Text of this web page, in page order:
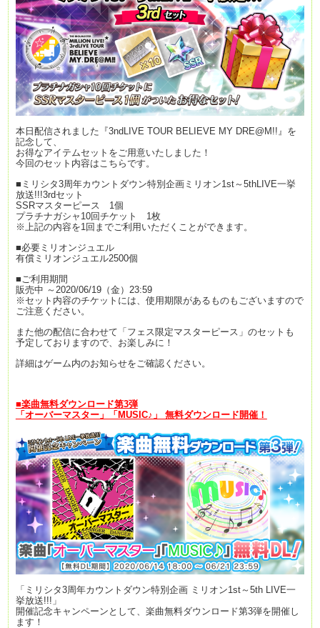
本日配信されました『3ndLIVE TOUR BELIEVE MY DRE@M!!』を
記念して、
お得なアイテムセットをご用意いたしました！
今回のセット内容はこちらです。
■ミリシタ3周年カウントダウン特別企画ミリオン1st～5thLIVE一挙
放送!!!3rdセット
SSRマスターピース 1個
プラチナガシャ10回チケット 1枚
※上記の内容を1回までご利用いただくことができます。
■必要ミリオンジュエル
有償ミリオンジュエル2500個
■ご利用期間
販売中 ～2020/06/19（金）23:59
※セット内容のチケットには、使用期限があるものもございますので
ご注意ください。
また他の配信に合わせて「フェス限定マスターピース」のセットも
予定しておりますので、お楽しみに！
詳細はゲーム内のお知らせをご確認ください。
■楽曲無料ダウンロード第3弾
「オーバーマスター」「MUSIC♪」 無料ダウンロード開催！
「ミリシタ3周年カウントダウン特別企画 ミリオン1st～5th LIVE一
挙放送!!!」
開催記念キャンペーンとして、楽曲無料ダウンロード第3弾を開催し
ます！